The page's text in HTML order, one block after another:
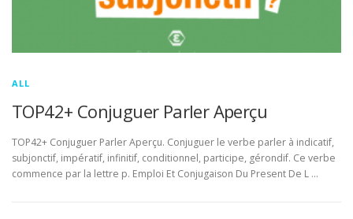
ALL
TOP42+ Conjuguer Parler Aperçu
TOP42+ Conjuguer Parler Aperçu. Conjuguer le verbe parler à indicatif,
subjonctif, impératif, infinitif, conditionnel, participe, gérondif. Ce verbe
commence par la lettre p. Emploi Et Conjugaison Du Present De L …